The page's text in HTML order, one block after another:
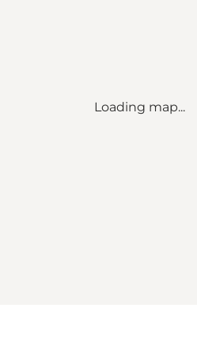
Loading map...